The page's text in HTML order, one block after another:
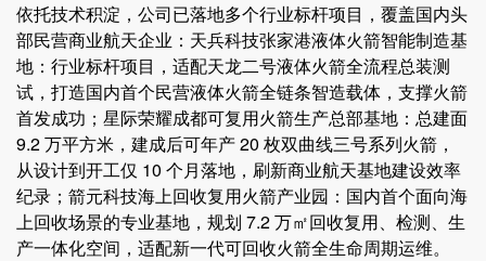
依托技术积淀，公司已落地多个行业标杆项目，覆盖国内头
部民营商业航天企业：天兵科技张家港液体火箭智能制造基
地：行业标杆项目，适配天龙二号液体火箭全流程总装测
试，打造国内首个民营液体火箭全链条智造载体，支撑火箭
首发成功；星际荣耀成都可复用火箭生产总部基地：总建面
9.2 万平方米，建成后可年产 20 枚双曲线三号系列火箭，
从设计到开工仅 10 个月落地，刷新商业航天基地建设效率
纪录；箭元科技海上回收复用火箭产业园：国内首个面向海
上回收场景的专业基地，规划 7.2 万㎡回收复用、检测、生
产一体化空间，适配新一代可回收火箭全生命周期运维。